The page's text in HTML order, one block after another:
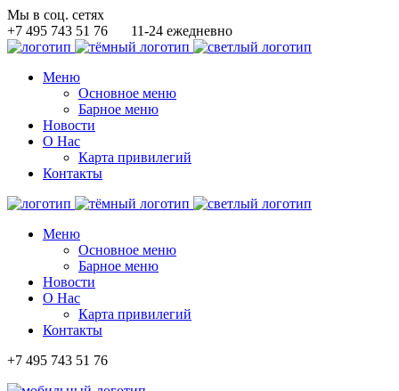
Мы в соц. сетях
+7 495 743 51 76
11-24 ежедневно
Меню
Основное меню
Барное меню
Новости
О Нас
Карта привилегий
Контакты
Меню
Основное меню
Барное меню
Новости
О Нас
Карта привилегий
Контакты
+7 495 743 51 76